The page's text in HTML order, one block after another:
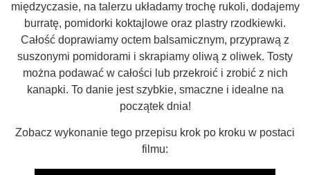
międzyczasie, na talerzu układamy trochę rukoli, dodajemy
burratę, pomidorki koktajlowe oraz plastry rzodkiewki.
Całość doprawiamy octem balsamicznym, przyprawą z
suszonymi pomidorami i skrapiamy oliwą z oliwek. Tosty
można podawać w całości lub przekroić i zrobić z nich
kanapki. To danie jest szybkie, smaczne i idealne na
początek dnia!
Zobacz wykonanie tego przepisu krok po kroku w postaci
filmu: